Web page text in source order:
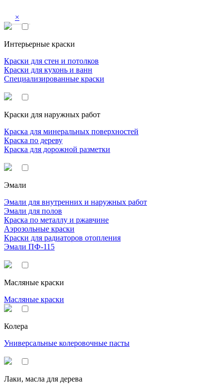
×
Интерьерные краски
Краски для стен и потолков
Краски для кухонь и ванн
Специализированные краски
Краски для наружных работ
Краска для минеральных поверхностей
Краска по дереву
Краска для дорожной разметки
Эмали
Эмали для внутренних и наружных работ
Эмали для полов
Краска по металлу и ржавчине
Аэрозольные краски
Краски для радиаторов отопления
Эмали ПФ-115
Масляные краски
Масляные краски
Колера
Универсальные колеровочные пасты
Лаки, масла для дерева